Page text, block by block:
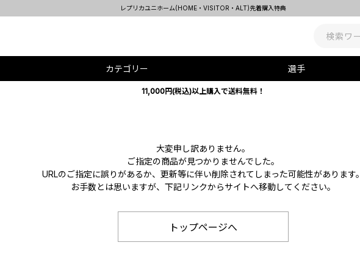
レプリカユニホーム(HOME・VISITOR・ALT)先着購入特典
カテゴリー 選手
11,000円(税込)以上購入で送料無料！
大変申し訳ありません。
ご指定の商品が見つかりませんでした。
URLのご指定に誤りがあるか、更新等に伴い削除されてしまった可能性があります。
お手数とは思いますが、下記リンクからサイトへ移動してください。
トップページへ